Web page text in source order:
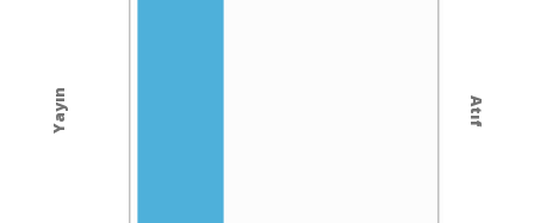
Atıf
Yayın